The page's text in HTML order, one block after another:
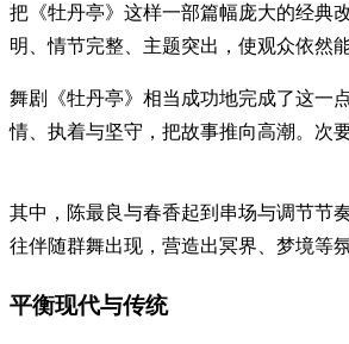
把《牡丹亭》这样一部篇幅庞大的经典
明、情节完整、主题突出，使观众依然
舞剧《牡丹亭》相当成功地完成了这一
情、执着与坚守，把故事推向高潮。次
其中，陈最良与春香起到串场与调节节
往伴随群舞出现，营造出冥界、梦境等
平衡现代与传统